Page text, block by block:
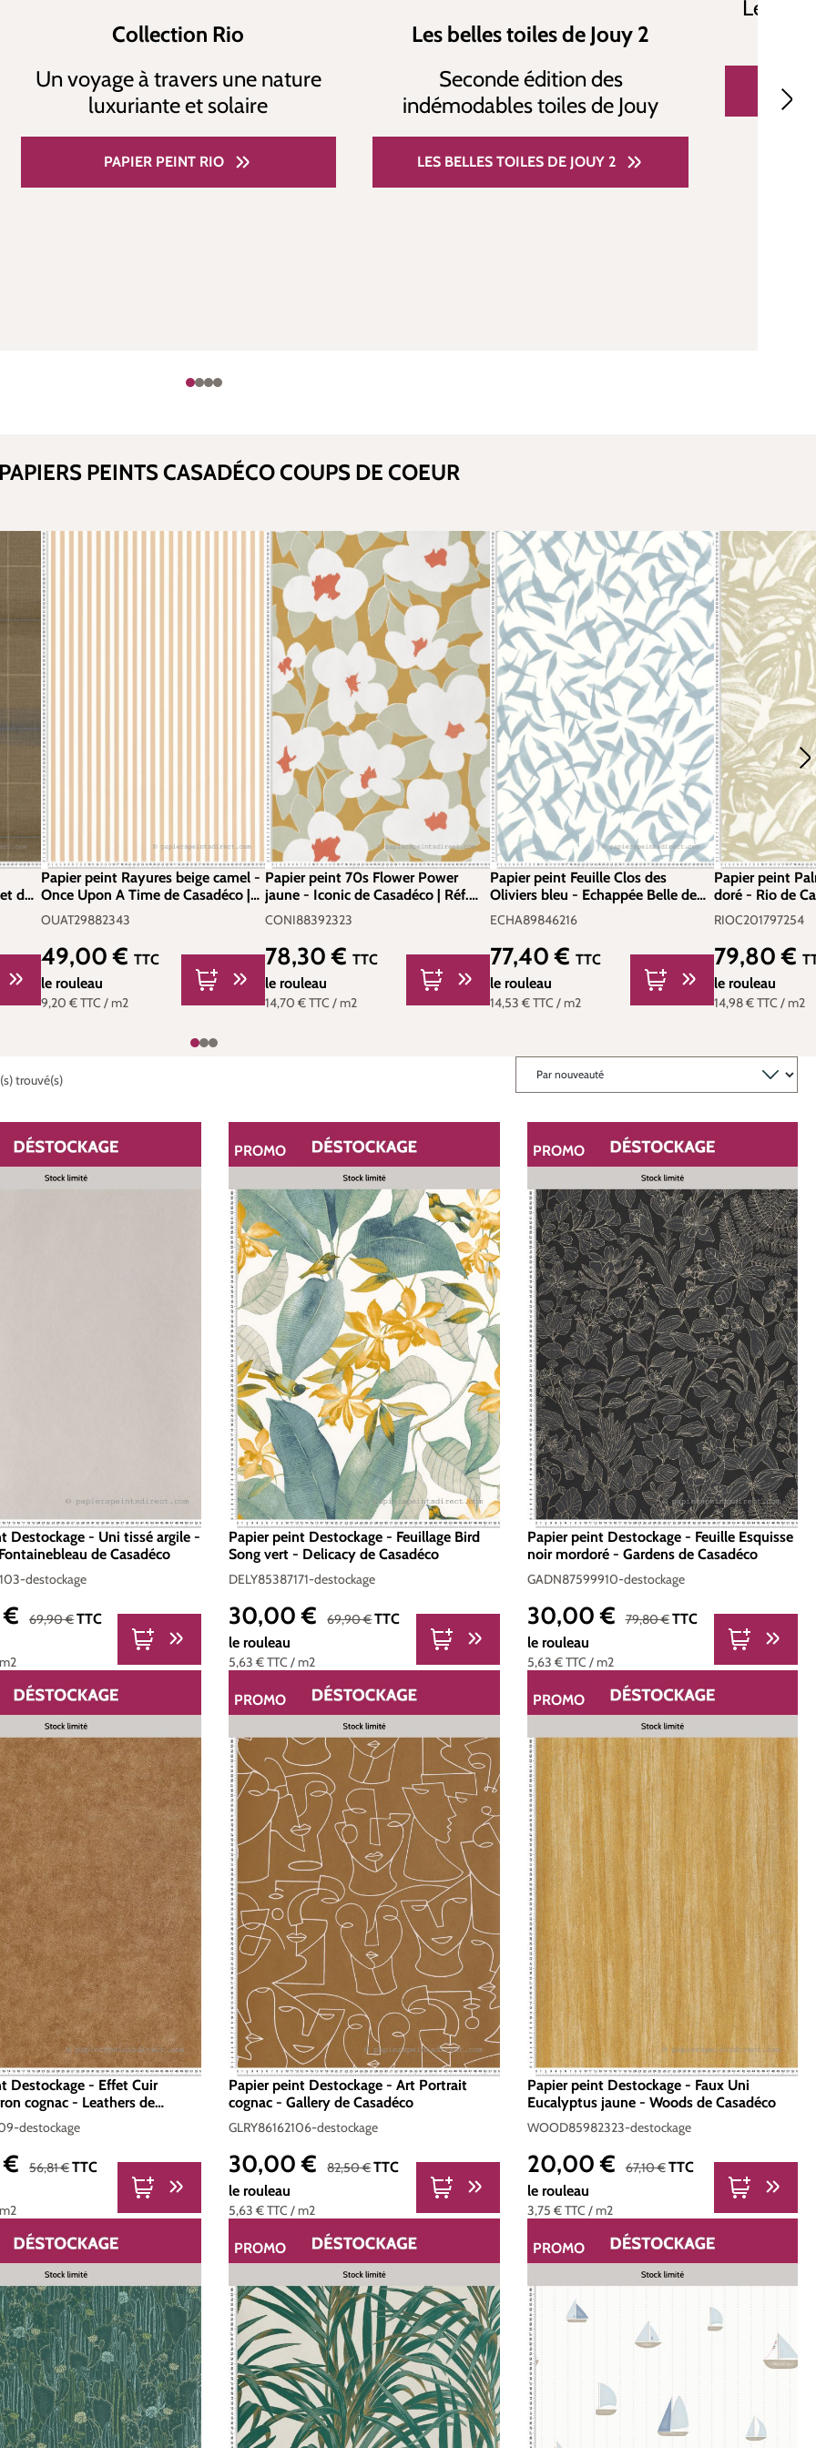
Collection Rio
Un voyage à travers une nature
luxuriante et solaire
PAPIER PEINT RIO
Les belles toiles de Jouy 2
Seconde édition des
indémodables toiles de Jouy
LES BELLES TOILES DE JOUY 2
Le
PEINTS CASADÉCO COUPS DE COEUR
de
Papier peint Rayures beige camel -
Once Upon A Time de Casadéco |
Réf. OUAT29882343
OUAT29882343
9,20 €TTC / m2
Prix régulier :
49,00 € TTC
le rouleau
Papier peint 70s Flower Power
jaune - Iconic de Casadéco | Réf.
CONI88392323
CONI88392323
14,70 €TTC/ m2
Prix régulier :
78,30 €TTC
le rouleau
Papier peint Feuille Clos des
Oliviers bleu - Echappée Belle de
Casadéco | Réf. ECHA89846216
ECHA89846216
14,53 €TTC / m2
Prix régulier :
77,40 € TTC
le rouleau
Papier peint
doré - Rio de
RIOC201797254
14,98 €TTC / m2
Prix régulier :
79,80 €
le rouleau
trouvé(s)
Destockage - Uni tissé argile -
de Casadéco
destockage
: Prix régulier :
69,90 €TTC
RÉDUCTION
PROMO
Papier peint Destockage - Feuillage Bird
Song vert - Delicacy de Casadéco
DELY85387171-destockage
5,63 €TTC/ m2
Prix de vente :
30,00 € Prix régulier :
69,90 €TTC
le rouleau
RÉDUCTION
PROMO
Papier peint Destockage - Feuille Esquisse
noir mordoré - Gardens de Casadéco
GADN87599910-destockage
5,63 €TTC / m2
Prix de vente :
30,00 € Prix régulier :
79,80 €TTC
le rouleau
Destockage - Effet Cuir
cognac - Leathers de
destockage
: Prix régulier :
56,81 €TTC
RÉDUCTION
PROMO
Papier peint Destockage - Art Portrait
cognac - Gallery de Casadéco
GLRY86162106-destockage
5,63 €TTC/ m2
Prix de vente :
30,00 € Prix régulier :
82,50 €TTC
le rouleau
RÉDUCTION
PROMO
Papier peint Destockage - Faux Uni
Eucalyptus jaune - Woods de Casadéco
WOOD85982323-destockage
3,75 €TTC / m2
Prix de vente :
20,00 € Prix régulier :
67,10 €TTC
le rouleau
RÉDUCTION
PROMO
RÉDUCTION
PROMO